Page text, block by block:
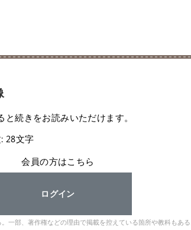
続きをお読みいただけます。
28文字
会員の方はこちら
ログイン
一部、著作権などの理由で掲載を控えている箇所や教科もあ